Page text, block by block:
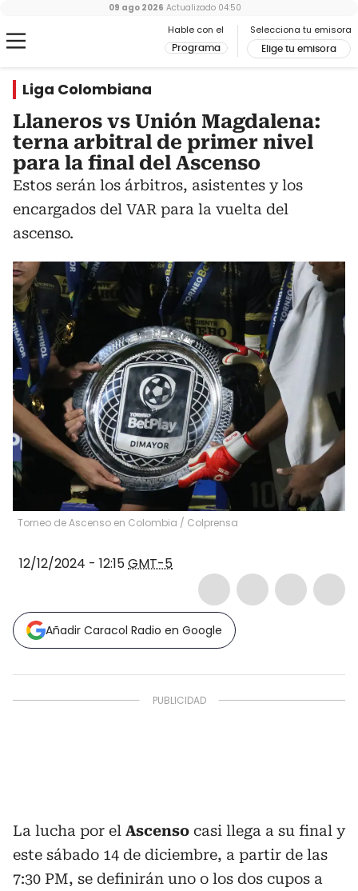
Hable con el
Programa
Selecciona tu emisora
Elige tu emisora
09 ago 2026 Actualizado 04:50
Liga Colombiana
Llaneros vs Unión Magdalena:
terna arbitral de primer nivel
para la final del Ascenso
Estos serán los árbitros, asistentes y los
encargados del VAR para la vuelta del
ascenso.
Torneo de Ascenso en Colombia / Colprensa
12/12/2024 - 12:15GMT-5
Añadir Caracol Radio en Google
La lucha por el Ascenso casi llega a su final y
este sábado 14 de diciembre, a partir de las
7:30 PM, se definirán uno o los dos cupos a